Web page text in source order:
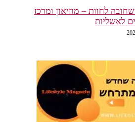
שחובה לחוות – מוזיאון ומרכז
לאשליות